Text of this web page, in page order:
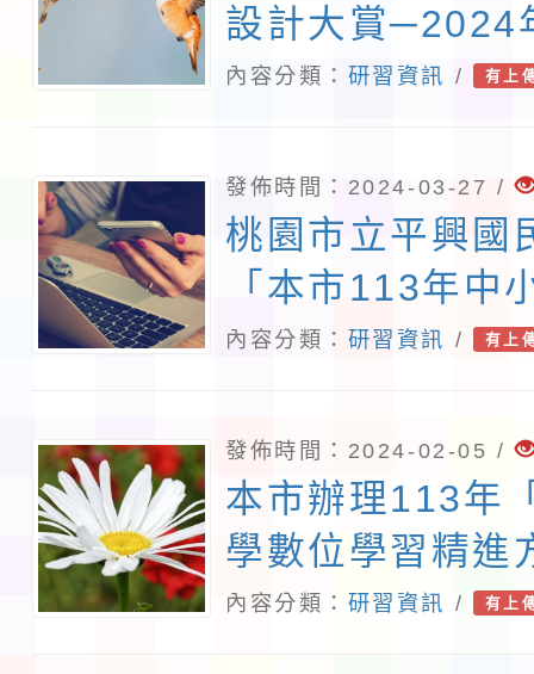
設計大賞─2024
園市專業英文聽
實施計畫1份
內容分類： 研習資訊 / 有上
發佈時間：2024-03-27 /
桃園市立平興國
「本市113年中
選拔暨展覽會」
內容分類： 研習資訊 / 有上
發佈時間：2024-02-05 /
本市辦理113年
學數位學習精進
Apple Teacher
內容分類： 研習資訊 / 有上